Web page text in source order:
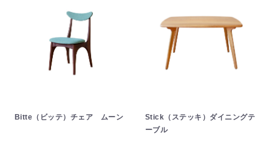
Bitte（ビッテ）チェア ムーン Stick（ステッキ）ダイニングテ
ーブル